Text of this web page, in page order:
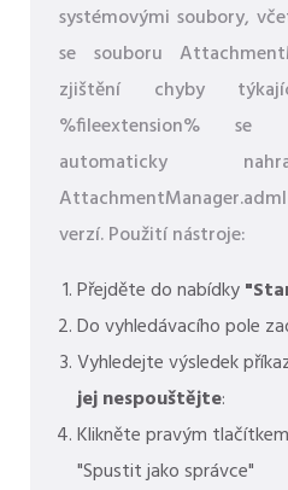
systémovými soubory,
se souboru
zjištění chyby
%fileextension% se
automaticky
verzí. Použití nástroje:
Přejděte do nabídky
Do vyhledávacího pole
Vyhledejte výsledek
jej nespouštějte:
Klikněte pravým
"Spustit jako správce"